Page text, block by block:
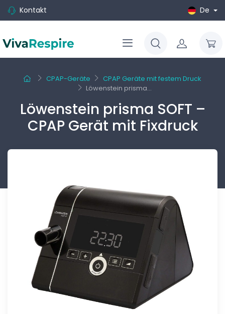
Kontakt De
CPAP-Geräte
CPAP Geräte mit festem Druck
Löwenstein prisma...
Löwenstein prisma SOFT –
CPAP Gerät mit Fixdruck